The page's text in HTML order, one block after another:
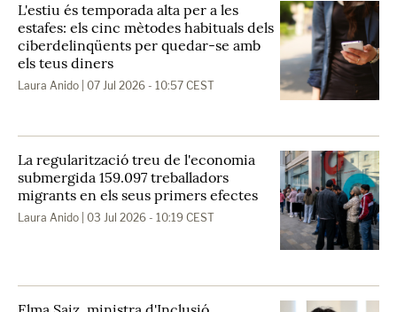
L'estiu és temporada alta per a les
estafes: els cinc mètodes habituals dels
ciberdelinqüents per quedar-se amb
els teus diners
Laura Anido | 07 Jul 2026 - 10:57 CEST
La regularització treu de l'economia
submergida 159.097 treballadors
migrants en els seus primers efectes
Laura Anido | 03 Jul 2026 - 10:19 CEST